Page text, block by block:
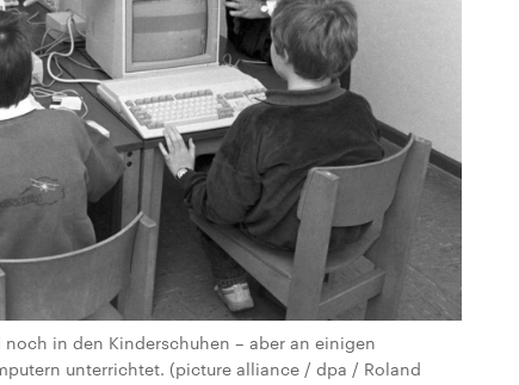
in den Kinderschuhen – aber an einigen
unterrichtet. (picture alliance / dpa / Roland